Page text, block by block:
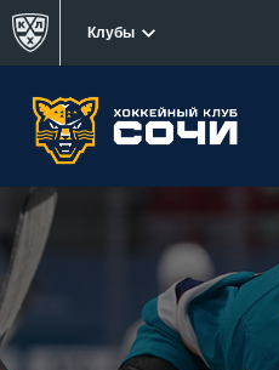
Клубы